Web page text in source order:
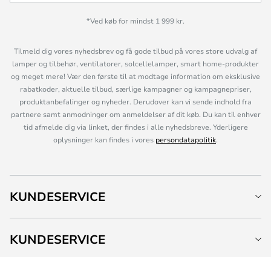
*Ved køb for mindst 1 999 kr.
Tilmeld dig vores nyhedsbrev og få gode tilbud på vores store udvalg af
lamper og tilbehør, ventilatorer, solcellelamper, smart home-produkter
og meget mere! Vær den første til at modtage information om eksklusive
rabatkoder, aktuelle tilbud, særlige kampagner og kampagnepriser,
produktanbefalinger og nyheder. Derudover kan vi sende indhold fra
partnere samt anmodninger om anmeldelser af dit køb. Du kan til enhver
tid afmelde dig via linket, der findes i alle nyhedsbreve. Yderligere
oplysninger kan findes i vores persondatapolitik.
KUNDESERVICE
KUNDESERVICE